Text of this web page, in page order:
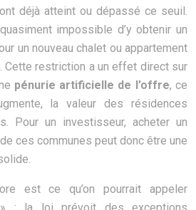
déjà atteint ou dépassé ce seuil.
impossible d’y obtenir un
un nouveau chalet ou appartement
Cette restriction a un effet direct sur
pénurie artificielle de l’offre, ce
la valeur des résidences
Pour un investisseur, acheter un
ces communes peut donc être une
est ce qu’on pourrait appeler